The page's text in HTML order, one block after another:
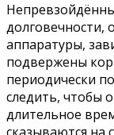
долговечности,
аппаратуры,
подвержены
периодически
следить, чтобы
длительное